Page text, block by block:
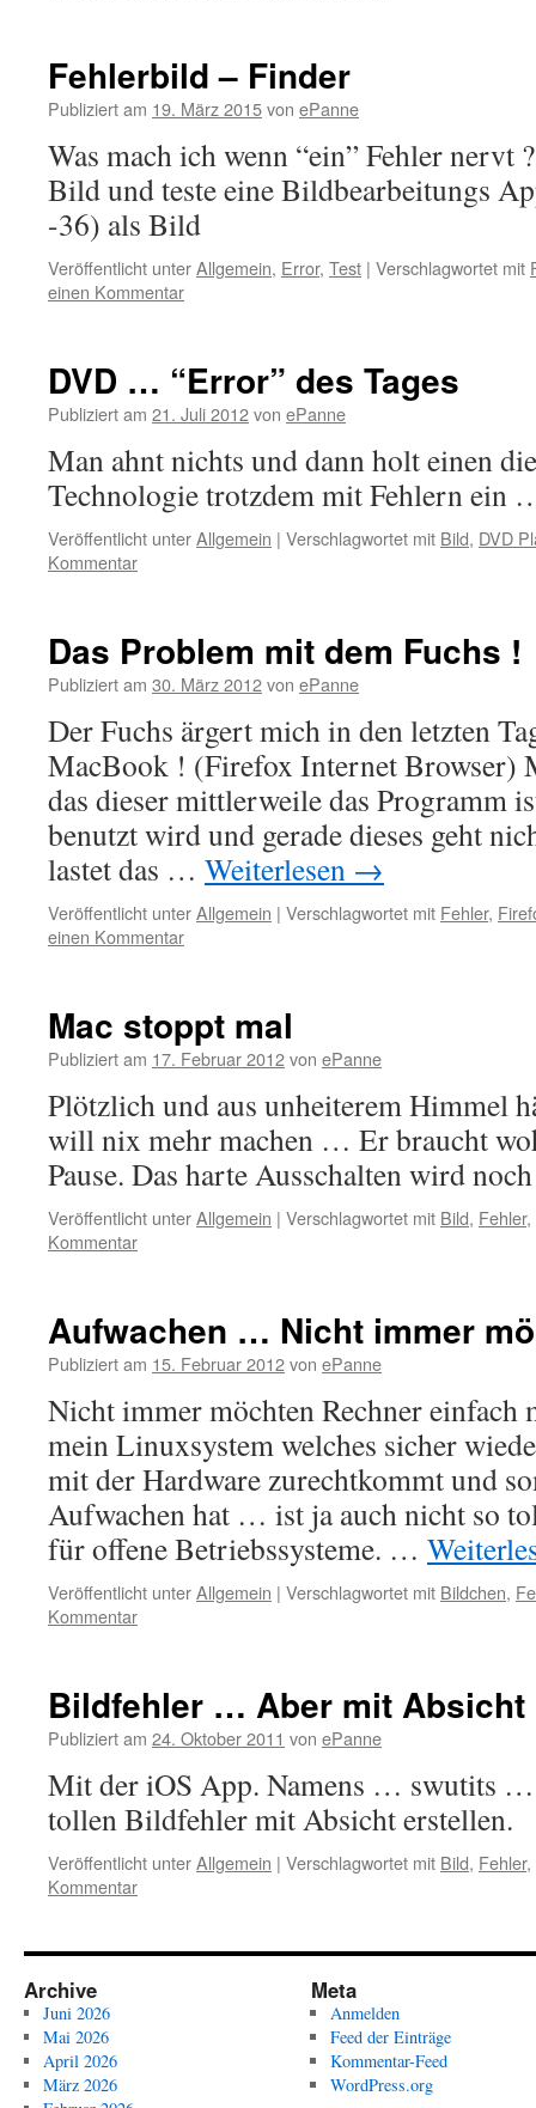
Fehlerbild – Finder
Publiziert am 19. März 2015von ePanne
Was mach ich wenn “ein” Fehler
Bild und teste eine Bildbearbeitungs
-36) als Bild
Veröffentlicht unterAllgemein, Error, Test | Verschlagwortet mit
einen Kommentar
DVD … “Error” des Tages
Publiziert am 21. Juli 2012von ePanne
Man ahnt nichts und dann holt einen
Technologie trotzdem mit Fehlern
Veröffentlicht unterAllgemein | Verschlagwortet mit Bild, DVD
Kommentar
Das Problem mit dem Fuchs !
Publiziert am 30. März 2012von ePanne
Der Fuchs ärgert mich in den letzten
MacBook ! (Firefox Internet Browser)
das dieser mittlerweile das Programm
benutzt wird und gerade dieses geht
lastet das … Weiterlesen →
Veröffentlicht unterAllgemein | Verschlagwortet mit Fehler,
einen Kommentar
Mac stoppt mal
Publiziert am 17. Februar 2012von ePanne
Plötzlich und aus unheiterem Himmel
will nix mehr machen … Er braucht
Pause. Das harte Ausschalten wird
Veröffentlicht unterAllgemein | Verschlagwortet mit Bild, Fehler,
Kommentar
Aufwachen … Nicht immer
Publiziert am 15. Februar 2012von ePanne
Nicht immer möchten Rechner
mein Linuxsystem welches sicher
mit der Hardware zurechtkommt und
Aufwachen hat … ist ja auch nicht so
für offene Betriebssysteme. …
Veröffentlicht unterAllgemein | Verschlagwortet mit Bildchen,
Kommentar
Bildfehler … Aber mit Absicht
Publiziert am 24. Oktober 2011 von ePanne
Mit der iOS App. Namens … swutits …
tollen Bildfehler mit Absicht erstellen.
Veröffentlicht unterAllgemein | Verschlagwortet mit Bild, Fehler,
Kommentar
Archive
Juni 2026
Mai 2026
April 2026
März 2026
Meta
Anmelden
Feed der Einträge
Kommentar-Feed
WordPress.org